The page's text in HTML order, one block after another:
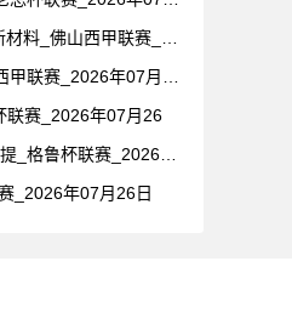
联赛_2026年07月26
_2026年07月26日